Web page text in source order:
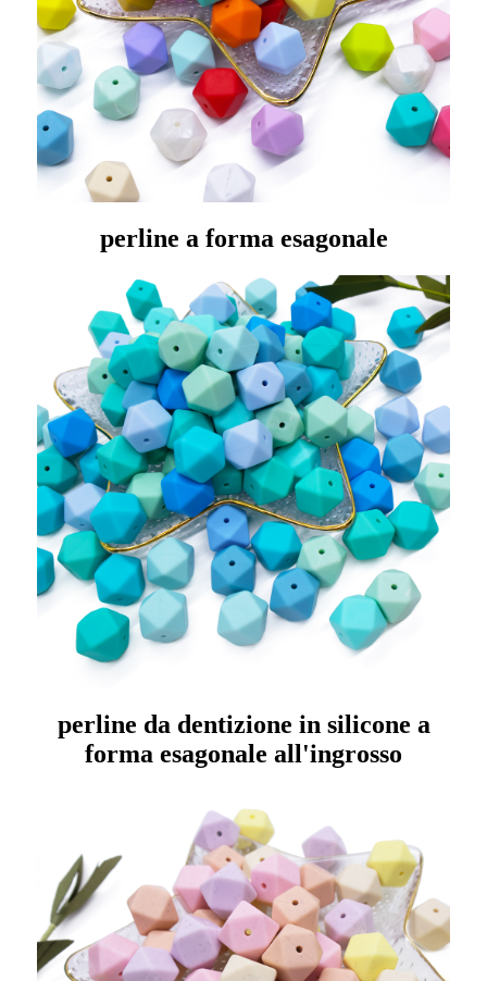
perline a forma esagonale
perline da dentizione in silicone a
forma esagonale all'ingrosso